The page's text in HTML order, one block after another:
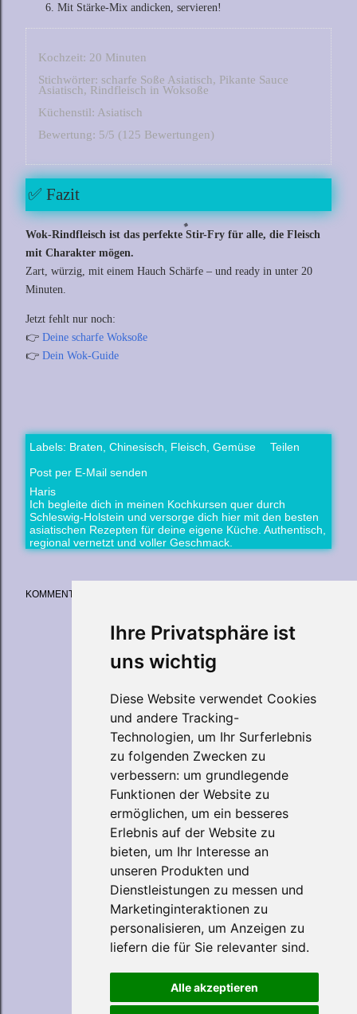
Ihre Privatsphäre ist
uns wichtig
Diese Website verwendet Cookies
und andere Tracking-
Technologien, um Ihr Surferlebnis
zu folgenden Zwecken zu
verbessern: um grundlegende
Funktionen der Website zu
ermöglichen, um ein besseres
Erlebnis auf der Website zu
bieten, um Ihr Interesse an
unseren Produkten und
Dienstleistungen zu messen und
Marketinginteraktionen zu
personalisieren, um Anzeigen zu
liefern die für Sie relevanter sind.
Alle akzeptieren
Mit Stärke-Mix andicken, servieren!
Kochzeit: 20 Minuten
Stichwörter: scharfe Soße Asiatisch, Pikante Sauce
Asiatisch, Rindfleisch in Woksoße
Küchenstil: Asiatisch
Bewertung: 5/5 (125 Bewertungen)
✅ Fazit
Wok-Rindfleisch ist das perfekte Stir-Fry für alle, die Fleisch
mit Charakter mögen.
Zart, würzig, mit einem Hauch Schärfe – und ready in unter 20
Minuten.
Jetzt fehlt nur noch:
👉 Deine scharfe Woksoße
👉 Dein Wok-Guide
Labels: Braten Chinesisch Fleisch Gemüse
Teilen
Post per E-Mail senden
Haris
Ich begleite dich in meinen Kochkursen quer durch
Schleswig-Holstein und versorge dich hier mit den besten
asiatischen Rezepten für deine eigene Küche. Authentisch,
regional vernetzt und voller Geschmack.
KOMMENTARE